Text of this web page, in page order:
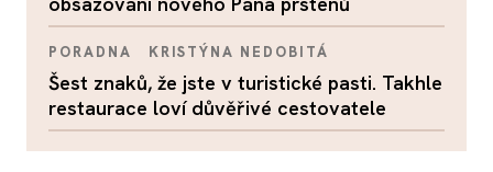
PORADNA KRISTÝNA NEDOBITÁ
Šest znaků, že jste v turistické pasti. Takhle
restaurace loví důvěřivé cestovatele